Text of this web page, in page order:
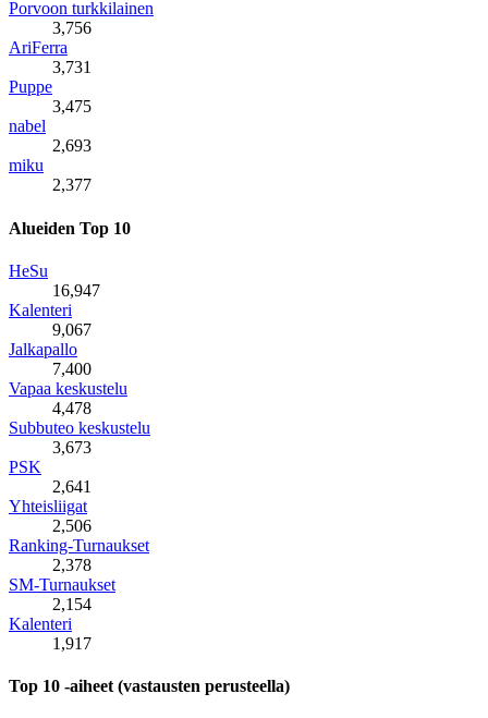
Porvoon turkkilainen
3,756
AriFerra
3,731
Puppe
3,475
nabel
2,693
miku
2,377
Alueiden Top 10
HeSu
16,947
Kalenteri
9,067
Jalkapallo
7,400
Vapaa keskustelu
4,478
Subbuteo keskustelu
3,673
PSK
2,641
Yhteisliigat
2,506
Ranking-Turnaukset
2,378
SM-Turnaukset
2,154
Kalenteri
1,917
Top 10 -aiheet (vastausten perusteella)